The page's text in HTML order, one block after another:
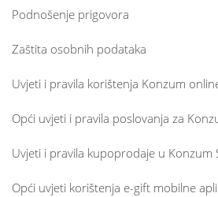
Podnošenje prigovora
Zaštita osobnih podataka
Uvjeti i pravila korištenja Konzum
Opći uvjeti i pravila poslovanja za
Uvjeti i pravila kupoprodaje u Konzum
Opći uvjeti korištenja e-gift mobilne